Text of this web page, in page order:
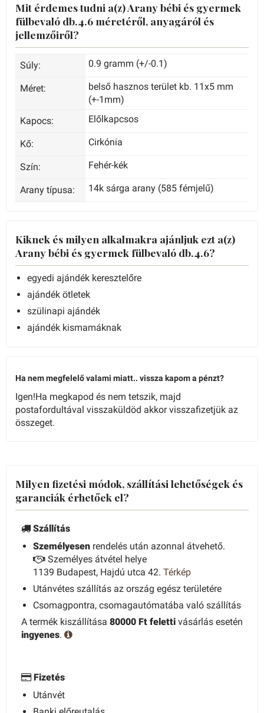
Mit érdemes tudni a(z) Arany bébi és gyermek
fülbevaló db.4.6 méretéről, anyagáról és
jellemzőiről?
Súly: 0.9 gramm (+/-0.1)
Méret:
belső hasznos terület kb. 11x5 mm
(+-1mm)
Kapocs:
Előlkapcsos
Kő: Cirkónia
Szín: Fehér-kék
Arany típusa: 14k sárga arany (585 fémjelű)
Kiknek és milyen alkalmakra ajánljuk ezt a(z)
Arany bébi és gyermek fülbevaló db.4.6?
egyedi ajándék keresztelőre
ajándék ötletek
szülinapi ajándék
ajándék kismamáknak
Ha nem megfelelő valami miatt.. vissza kapom a pénzt?
Igen!Ha megkapod és nem tetszik, majd
postafordultával visszaküldöd akkor visszafizetjük az
összeget.
Milyen fizetési módok, szállítási lehetőségek és
garanciák érhetőek el?
Szállítás
Személyesen rendelés után azonnal átvehető.
Személyes átvétel helye
1139 Budapest, Hajdú utca 42. Térkép
Utánvétes szállítás az ország egész területére
Csomagpontra, csomagautómatába való szállítás
A termék kiszállítása 80000 Ft feletti vásárlás esetén
ingyenes.
Fizetés
Utánvét